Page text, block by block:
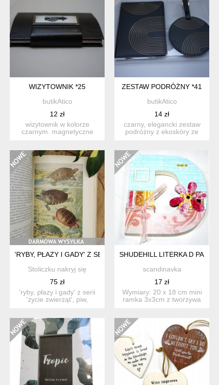
WIZYTOWNIK *25
butikAtico
12 zł
wizytownik w kolorze
czarnym. magnetyczne
ZESTAW PODRÓŻNY *41
butikAtico
14 zł
czarny, elegancki zestaw
podróżny z ekoskóry ze
'RYBY, PŁAZY I GADY' Z SERII 'ŻYCIE ZWIERZĄT' KSIĄŻKA
Stoliczku nakryj się
75 zł
'ryby, płazy i gady' z serii
'życie zwierząt', piw,
SHUDEHILL LITERKA D
scandinavka
17 zł
Wymiary: 20 x 18 cm mini
ramka 3x3cm z tworzywa